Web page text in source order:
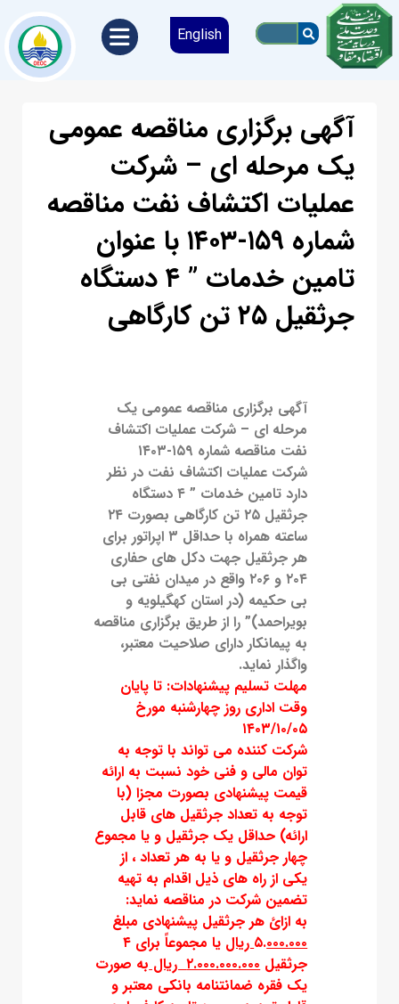
English
آگهی برگزاری مناقصه عمومی
یک مرحله ای – شرکت
عملیات اکتشاف نفت مناقصه
شماره ۱۵۹-۱۴۰۳ با عنوان
تامین خدمات ” ۴ دستگاه
جرثقیل ۲۵ تن کارگاهی
آگهی برگزاری مناقصه عمومی یک
مرحله ای – شرکت عملیات اکتشاف
نفت مناقصه شماره ۱۵۹-۱۴۰۳
شرکت عملیات اکتشاف نفت در نظر
دارد تامین خدمات ” ۴ دستگاه
جرثقیل ۲۵ تن کارگاهی بصورت ۲۴
ساعته همراه با حداقل ۳ اپراتور برای
هر جرثقیل جهت دکل های حفاری
۲۰۴ و ۲۰۶ واقع در میدان نفتی بی
بی حکیمه (در استان کهگیلویه و
بویراحمد)” را از طریق برگزاری مناقصه
به پیمانکار دارای صلاحیت معتبر،
واگذار نماید.
مهلت تسلیم پیشنهادات: تا پایان
وقت اداری روز چهارشنبه مورخ
۱۴۰۳/۱۰/۰۵
شرکت کننده می تواند با توجه به
توان مالی و فنی خود نسبت به ارائه
قیمت پیشنهادی بصورت مجزا (با
توجه به تعداد جرثقیل های قابل
ارائه) حداقل یک جرثقیل و یا مجموع
چهار جرثقیل و یا به هر تعداد ، از
یکی از راه های ذیل اقدام به تهیه
تضمین شرکت در مناقصه نماید:
به ازائ هر جرثقیل پیشنهادی مبلغ
۵.۰۰۰.۰۰۰ ریال
یا مجموعاً برای ۴
جرثقیل۲.۰۰۰.۰۰۰.۰۰۰ ریال
به صورت
يك فقره ضمانتنامه بانکی معتبر و